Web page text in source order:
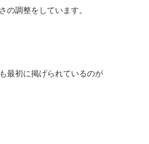
の調整をしています。
最初に掲げられているのが